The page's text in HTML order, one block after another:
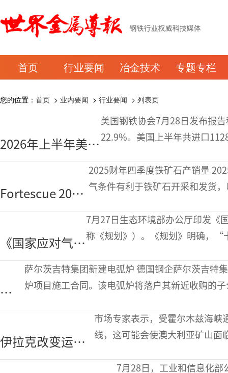
首页 行业要闻 冶金技术 专题专栏
您的位置： 首页 > 业内要闻 > 行业要闻 > 列表页
2026年上半年美国
钢材进口量同比下
美国钢铁协会7月28日发布报
22.9%。美国上半年共进口
Fortescue 2025
财年铁矿石产销
2025财年四季度铁矿石产销量 2025财年四季度（2026年二季度），受益于天
气条件有利于铁矿石开采和发货
《国家应对气候
变化“十五
五”规划》发布
7月27日生态环境部办公厅印发
称《规划》）。《规划》明确，“
企
业
态
萨尔茨吉特集团新建电弧炉 德国钢企萨尔茨吉特集团（Salzgitter AG）宣布，已敲定新建电弧
炉项目施工合同。该电弧炉将落户其新近收购的
伊拉克改变运油
路线或将推高澳
市场专家表示，受霍尔木兹海峡
线，这可能会使澳大利亚矿山面
7月28日，工业和信息化